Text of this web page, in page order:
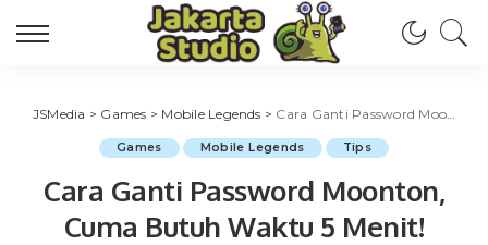
JSMedia > Games > Mobile Legends > Cara Ganti Password Moonton, Cuma Butuh Waktu 5 Menit!
Games Mobile Legends Tips
Cara Ganti Password Moonton,
Cuma Butuh Waktu 5 Menit!